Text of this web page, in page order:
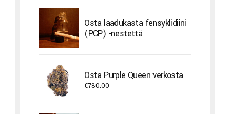
€400.00
Osta laadukasta fensyklidiini
(PCP) -nestettä
Osta Purple Queen verkosta
€780.00